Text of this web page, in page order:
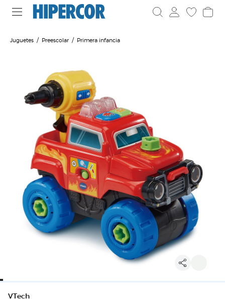
Juguetes Preescolar Primera infancia
VTech